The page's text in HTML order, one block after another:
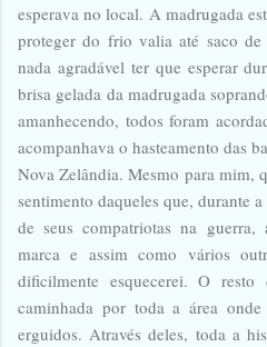
esperava no local. A madrugada
proteger do frio valia até saco
nada agradável ter que esperar
brisa gelada da madrugada
amanhecendo, todos foram
acompanhava o hasteamento das
Nova Zelândia. Mesmo para mim,
sentimento daqueles que, durante
de seus compatriotas na guerra,
marca e assim como vários
dificilmente esquecerei. O
caminhada por toda a área
erguidos. Através deles, toda a